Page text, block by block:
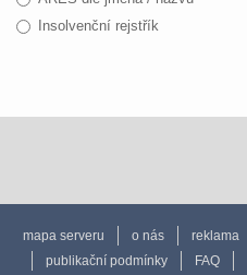
Insolvenční rejstřík
mapa serveru o nás reklama
publikační podmínky
FAQ